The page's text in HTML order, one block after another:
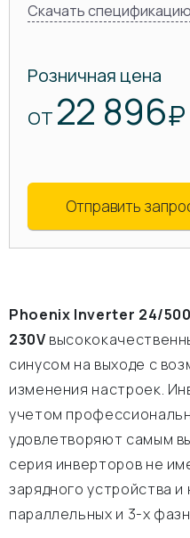
Скачать спецификацию
Розничная цена
ОТ 22 896₽
Отправить
Phoenix Inverter 24/
230V
синусом на выходе с
изменения настроек.
учетом
удовлетворяют самым
серия инверторов не
зарядного устройства и
параллельных и 3-х